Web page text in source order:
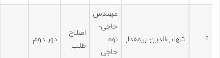
۹ شهاب‌الدین بیمقدار
مهندس
حاجی-
نوه
حاجی
اصلاح
طلب
دور دوم